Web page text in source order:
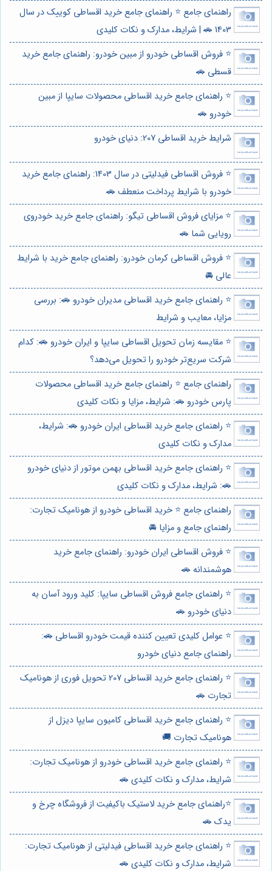
راهنمای جامع ⭐️ راهنمای جامع خرید اقساطی کوییک در سال
1403 🚗 | شرایط، مدارک و نکات کلیدی
⭐️ فروش اقساطی خودرو از مبین خودرو: راهنمای جامع خرید
قسطی 🚗
⭐️ راهنمای جامع خرید اقساطی محصولات سایپا از مبین
خودرو 🚗
شرایط خرید اقساطی 207: دنیای خودرو
⭐️ فروش اقساطی فیدلیتی در سال 1403: راهنمای جامع خرید
خودرو با شرایط پرداخت منعطف 🚗
⭐️ مزایای فروش اقساطی تیگو: راهنمای جامع خرید خودروی
رویایی شما 🚗
⭐️ فروش اقساطی کرمان خودرو: راهنمای جامع خرید با شرایط
عالی 🚘
⭐️ راهنمای جامع خرید اقساطی مدیران خودرو 🚗: بررسی
مزایا، معایب و شرایط
⭐️ مقایسه زمان تحویل اقساطی سایپا و ایران خودرو 🚗: کدام
شرکت سریع‌تر خودرو را تحویل می‌دهد؟
راهنمای جامع ⭐️ راهنمای جامع خرید اقساطی محصولات
پارس خودرو 🚗: شرایط، مزایا و نکات کلیدی
⭐️ راهنمای جامع خرید اقساطی ایران خودرو 🚗: شرایط،
مدارک و نکات کلیدی
⭐️ راهنمای جامع خرید اقساطی بهمن موتور از دنیای خودرو
🚗: شرایط، مدارک و نکات کلیدی
راهنمای جامع ⭐️ خرید اقساطی خودرو از هونامیک تجارت:
راهنمای جامع و مزایا 🚘
⭐️ فروش اقساطی ایران خودرو: راهنمای جامع خرید
هوشمندانه 🚗
⭐️ راهنمای جامع فروش اقساطی سایپا: کلید ورود آسان به
دنیای خودرو 🚗
⭐️ عوامل کلیدی تعیین کننده قیمت خودرو اقساطی 🚗:
راهنمای جامع دنیای خودرو
⭐️ راهنمای جامع خرید اقساطی 207 تحویل فوری از هونامیک
تجارت 🚗
⭐️ راهنمای جامع خرید اقساطی کامیون سایپا دیزل از
هونامیک تجارت 🚚
⭐️ راهنمای جامع خرید اقساطی خودرو از هونامیک تجارت:
شرایط، مدارک و نکات کلیدی 🚗
⭐️راهنمای جامع خرید لاستیک باکیفیت از فروشگاه چرخ و
یدک 🚗
⭐️ راهنمای جامع خرید اقساطی فیدلیتی از هونامیک تجارت:
شرایط، مدارک و نکات کلیدی 🚗